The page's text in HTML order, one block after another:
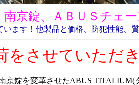
南京錠、ＡＢＵＳチェ
います！他製品と価格、防犯性能、
をさせていただ
京錠を変革させたABUS TITALIUM(